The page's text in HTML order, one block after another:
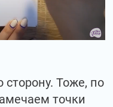
сторону. Тоже, по
точки